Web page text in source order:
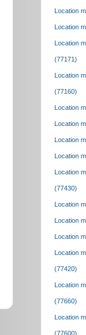
Location
Location
Location
(77171)
Location
(77160)
Location
Location
Location
Location
Location
(77430)
Location
Location
Location
Location
(77420)
Location
(77660)
Location
(77600)